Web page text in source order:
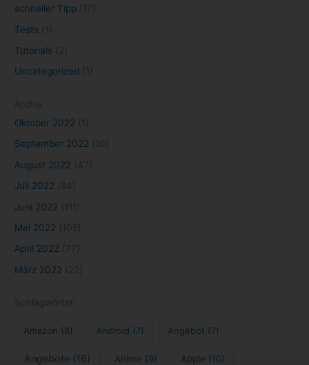
schneller Tipp
Tests
Tutorials
Uncategorized
Oktober 2022
September 2022
August 2022
Juli 2022
Juni 2022
Mai 2022
April 2022
März 2022
Amazon (8) Android (7) Angebot (7)
Angebote(16) Anime (9) Apple (10)